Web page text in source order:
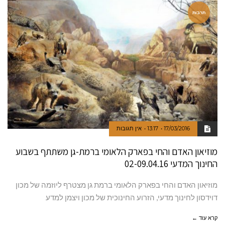
תרבות
17/03/2016
13:17 אין תגובות
מוזיאון האדם והחי בפארק הלאומי ברמת-גן משתתף בשבוע
החינוך המדעי 02-09.04.16
מוזיאון האדם והחי בפארק הלאומי ברמת גן מצטרף ליוזמה של מכון
דוידסון לחינוך מדעי, הזרוע החינוכית של מכון ויצמן למדע
קרא עוד ←